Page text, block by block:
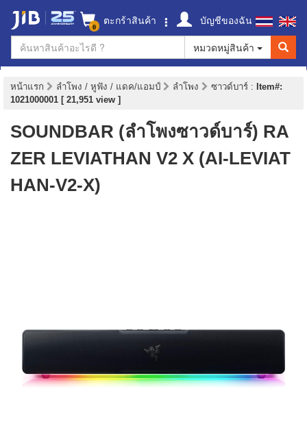
0 ตะกร้าสินค้า
บัญชีของฉัน
หมวดหมู่สินค้า
หน้าแรก ลำโพง / หูฟัง / แดค/แอมป์ ลำโพง ซาวด์บาร์ : Item#:
1021000001 [ 21,951 view ]
SOUNDBAR (ลำโพงซาวด์บาร์) RA
ZER LEVIATHAN V2 X (AI-LEVIAT
HAN-V2-X)